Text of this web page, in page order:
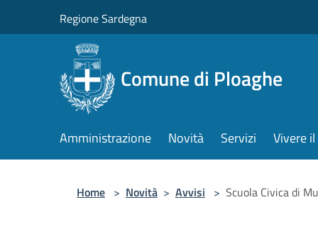
Regione Sardegna
Comune di Ploaghe
Amministrazione Novità Servizi Vivere
Home > Novità > Avvisi > Scuola Civica di